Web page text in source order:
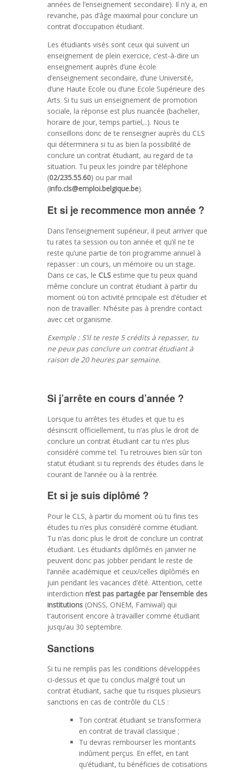
années de l’enseignement secondaire). Il n’y a, en
revanche, pas d’âge maximal pour conclure un
contrat d’occupation étudiant.
Les étudiants visés sont ceux qui suivent un
enseignement de plein exercice, c’est-à-dire un
enseignement auprès d’une école
d’enseignement secondaire, d’une Université,
d’une Haute Ecole ou d’une Ecole Supérieure des
Arts. Si tu suis un enseignement de promotion
sociale, la réponse est plus nuancée (bachelier,
horaire de jour, temps partiel,..). Nous te
conseillons donc de te renseigner auprès du CLS
qui déterminera si tu as bien la possibilité de
conclure un contrat étudiant, au regard de ta
situation. Tu peux les joindre par téléphone
(02/235.55.60) ou par mail
(info.cls@emploi.belgique.be).
Et si je recommence mon année ?
Dans l’enseignement supérieur, il peut arriver que
tu rates ta session ou ton année et qu’il ne te
reste qu’une partie de ton programme annuel à
repasser : un cours, un mémoire ou un stage.
Dans ce cas, le CLSestime que tu peux quand
même conclure un contrat étudiant à partir du
moment où ton activité principale est d’étudier et
non de travailler. N’hésite pas à prendre contact
avec cet organisme.
Exemple : S’il te reste 5 crédits à repasser, tu
ne peux pas conclure un contrat étudiant à
raison de 20 heures par semaine.
Si j’arrête en cours d’année ?
Lorsque tu arrêtes tes études et que tu es
désinscrit officiellement, tu n’as plus le droit de
conclure un contrat étudiant car tu n’es plus
considéré comme tel. Tu retrouves bien sûr ton
statut étudiant si tu reprends des études dans le
courant de l’année ou à la rentrée.
Et si je suis diplômé ?
Pour le CLS, à partir du moment où tu finis tes
études tu n’es plus considéré comme étudiant.
Tu n’as donc plus le droit de conclure un contrat
étudiant. Les étudiants diplômés en janvier ne
peuvent donc pas jobber pendant le reste de
l’année académique et ceux/celles diplômés en
juin pendant les vacances d’été. Attention, cette
interdiction n’est pas partagée par l’ensemble des
institutions(ONSS, ONEM, Famiwal) qui
t’autorisent encore à travailler comme étudiant
jusqu’au 30 septembre.
Sanctions
Si tu ne remplis pas les conditions développées
ci-dessus et que tu conclus malgré tout un
contrat étudiant, sache que tu risques plusieurs
sanctions en cas de contrôle du CLS :
Ton contrat étudiant se transformera
en contrat de travail classique ;
Tu devras rembourser les montants
indûment perçus. En effet, en tant
qu’étudiant, tu bénéficies de cotisations